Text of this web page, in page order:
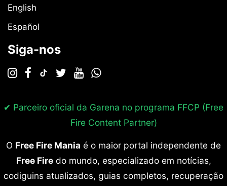
English
Español
Siga-nos
✔ Parceiro oficial da Garena no programa FFCP (Free
Fire Content Partner)
O Free Fire Mania é o maior portal independente de
Free Firedo mundo, especializado em notícias,
codiguins atualizados, guias completos, recuperação